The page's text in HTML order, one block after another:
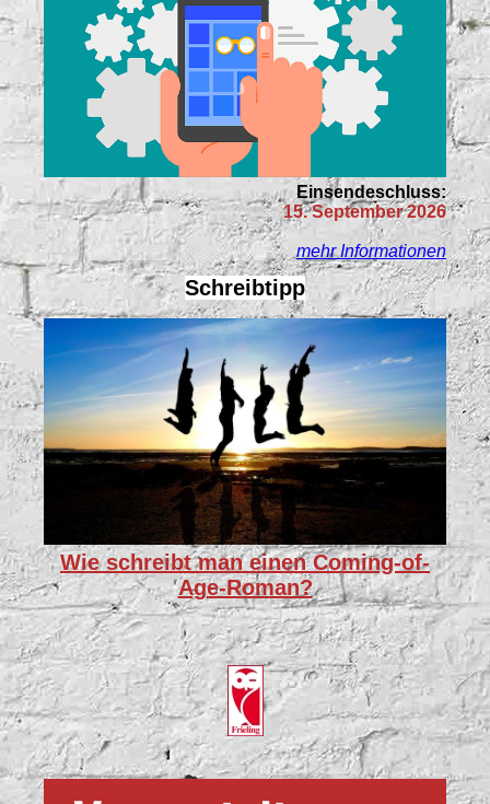
Einsendeschluss:
15. September 2026
mehr Informationen
Schreibtipp
Wie schreibt man einen Coming-of-
Age-Roman?